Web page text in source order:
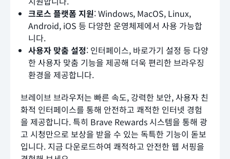
크로스 플랫폼 지원: Windows, MacOS, Linux,
Android, iOS 등 다양한 운영체제에서 사용 가능합
니다.
사용자 맞춤 설정: 인터페이스, 바로가기 설정 등 다양
한 사용자 맞춤 기능을 제공해 더욱 편리한 브라우징
환경을 제공합니다.
브레이브 브라우저는 빠른 속도, 강력한 보안, 사용자 친
화적 인터페이스를 통해 안전하고 쾌적한 인터넷 경험
을 제공합니다. 특히 Brave Rewards 시스템을 통해 광
고 시청만으로 보상을 받을 수 있는 독특한 기능이 돋보
입니다. 지금 다운로드하여 쾌적하고 안전한 웹 서핑을